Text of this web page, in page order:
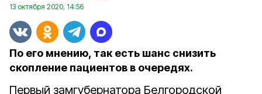
13 октября 2020, 14:56
По его мнению, так есть шанс снизить
скопление пациентов в очередях.
Первый замгубернатора Белгородской